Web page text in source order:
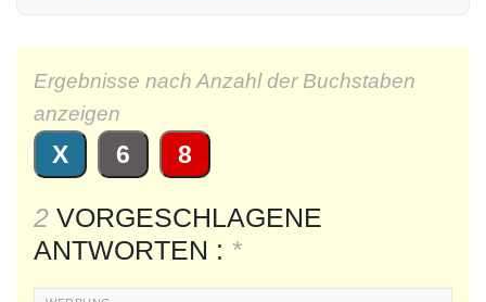
Ergebnisse nach Anzahl der Buchstaben
anzeigen
X 6 8
2 VORGESCHLAGENE
ANTWORTEN : *